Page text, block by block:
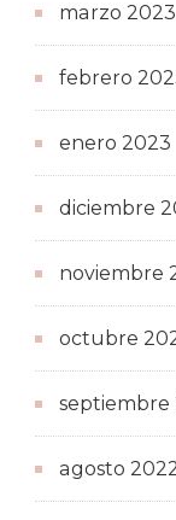
marzo 2023
febrero
enero 2023
diciembre
noviembre
octubre
septiembre
agosto